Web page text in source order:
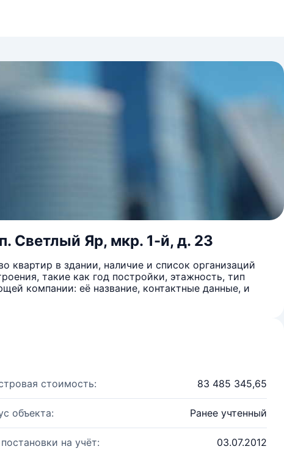
Светлый Яр, мкр. 1-й, д. 23
в здании, наличие и список организаций
такие как год постройки, этажность, тип
компании: её название, контактные данные, и
стоимость: 83 485 345,65
объекта: Ранее учтенный
на учёт: 03.07.2012